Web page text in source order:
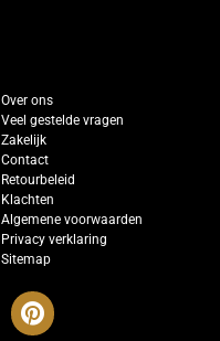
Over ons
Veel gestelde vragen
Zakelijk
Contact
Retourbeleid
Klachten
Algemene voorwaarden
Privacy verklaring
Sitemap